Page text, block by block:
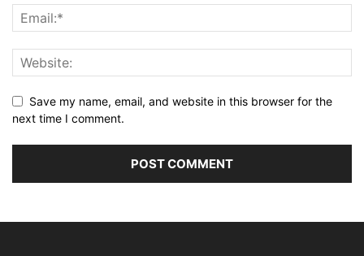
Save my name, email, and website in this browser for the
next time I comment.